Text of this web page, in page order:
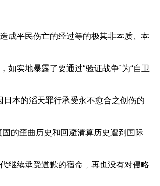
成平民伤亡的经过等的极其非本质、本
实地暴露了要通过“验证战争”为“自卫
本的滔天罪行承受永不愈合之创伤的
的歪曲历史和回避清算历史遭到国际
继续承受道歉的宿命，再也没有对侵略